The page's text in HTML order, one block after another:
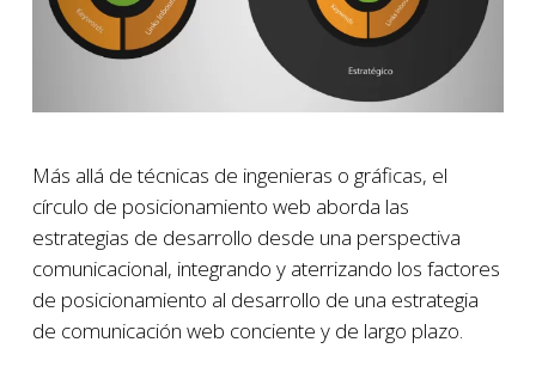
Más allá de técnicas de ingenieras o gráficas, el
círculo de posicionamiento web aborda las
estrategias de desarrollo desde una perspectiva
comunicacional, integrando y aterrizando los factores
de posicionamiento al desarrollo de una estrategia
de comunicación web conciente y de largo plazo.